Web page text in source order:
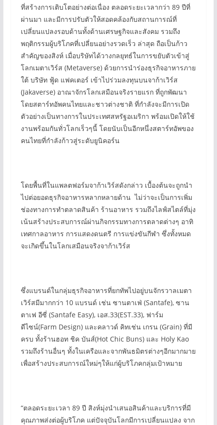
ที่สร้างการเติบโตอย่างต่อเนื่อง ตลอดระยะเวลากว่า 89 ปีที่
ผ่านมา และมีการปรับตัวให้สอดคล้องกับสถานการณ์ที่
เปลี่ยนแปลงรอบด้านทั้งด้านเศรษฐกิจและสังคม รวมถึง
พฤติกรรมผู้บริโภคที่เปลี่ยนอย่างรวดเร็ว ล่าสุด ถือเป็นก้าว
สำคัญของสิงห์ เมื่อบริษัทได้วางกลยุทธ์ในการขยับตัวเข้าสู่
โลกเมตาเวิร์ส (Metaverse) ด้วยการนำร่องธุรกิจอาหารภาย
ใต้ บริษัท ฟู้ด แฟคเตอร์ เข้าไปร่วมลงทุนบนจาก้าเวิร์ส
(Jakaverse) อาณาจักรโลกเสมือนจริงรายแรก ที่ถูกพัฒนา
โดยสตาร์ทอัพคนไทยและชาวต่างชาติ ที่กำลังจะมีการเปิด
ตัวอย่างเป็นทางการในประเทศสหรัฐอเมริกา พร้อมเปิดให้ใช้
งานพร้อมกันทั่วโลกเร็วๆนี้ โดยนับเป็นอีกหนึ่งสตาร์ทอัพของ
คนไทยที่กำลังก้าวสู่ระดับยูนิคอร์น
โดยพื้นที่ในแพลตฟอร์มจาก้าเวิร์สดังกล่าว เบื้องต้นจะถูกนำ
ไปต่อยอดธุรกิจอาหารหลากหลายด้าน ไม่ว่าจะเป็นการเพิ่ม
ช่องทางการทำตลาดสินค้า ร้านอาหาร รวมถึงไลฟ์สไตล์ที่มุ่ง
เน้นสร้างประสบการณ์ผ่านกิจกรรมทางการตลาดต่างๆ อาทิ
เทศกาลอาหาร การแสดงดนตรี การแข่งขันกีฬา ซึ่งทั้งหมด
จะเกิดขึ้นในโลกเสมือนจริงจาก้าเวิร์ส
ซึ่งแบรนด์ในกลุ่มธุรกิจอาหารที่ยกทัพไปอยู่บนจักรวาลเมตา
เวิร์สมีมากกว่า 10 แบรนด์ เช่น ซานตาเฟ่ (Santafe), ซาน
ตาเฟ อีซี่ (Santafe Easy), เอส.33(EST.33), ฟาร์ม
ดีไซน์(Farm Design) และคลาวด์ คิทเช่น เกรน (Grain) ที่มี
ครบ ทั้งร้านฮอท ชิค บันส์(Hot Chic Buns) และ Holy Kao
รวมถึงร้านอื่นๆ ทั้งในเครือและจากพันธมิตรต่างๆอีกมากมาย
เพื่อสร้างประสบการณ์ใหม่ๆให้แก่ผู้บริโภคกลุ่มเป้าหมาย
“ตลอดระยะเวลา 89 ปี สิงห์มุ่งนำเสนอสินค้าและบริการที่มี
คุณภาพส่งต่อผู้บริโภค แต่ปัจจุบันโลกมีการเปลี่ยนแปลง จาก